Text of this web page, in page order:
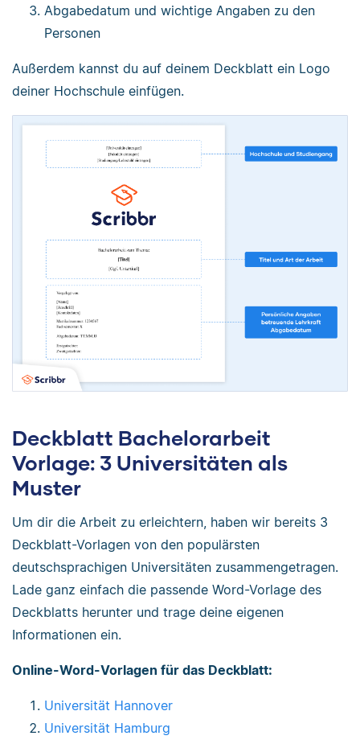
Abgabedatum und wichtige Angaben zu den
Personen
Außerdem kannst du auf deinem Deckblatt ein Logo
deiner Hochschule einfügen.
Deckblatt Bachelorarbeit
Vorlage: 3 Universitäten als
Muster
Um dir die Arbeit zu erleichtern, haben wir bereits 3
Deckblatt-Vorlagen von den populärsten
deutschsprachigen Universitäten zusammengetragen.
Lade ganz einfach die passende Word-Vorlage des
Deckblatts herunter und trage deine eigenen
Informationen ein.
Online-Word-Vorlagen für das Deckblatt:
Universität Hannover
Universität Hamburg